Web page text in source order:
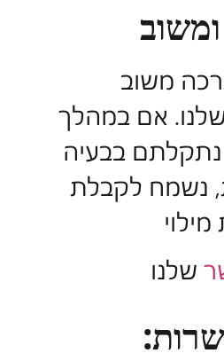
משוב
אם במהלך
בבעיה
נשמח לקבלת
שלנו